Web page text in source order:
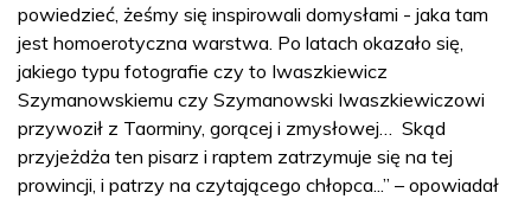
powiedzieć, żeśmy się inspirowali domysłami - jaka tam
jest homoerotyczna warstwa. Po latach okazało się,
jakiego typu fotografie czy to Iwaszkiewicz
Szymanowskiemu czy Szymanowski Iwaszkiewiczowi
przywoził z Taorminy, gorącej i zmysłowej… Skąd
przyjeżdża ten pisarz i raptem zatrzymuje się na tej
prowincji, i patrzy na czytającego chłopca...” – opowiadał